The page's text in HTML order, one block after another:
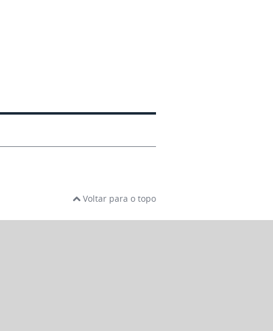
Voltar para o topo